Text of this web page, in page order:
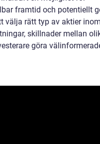
framtid och potentiellt
välja rätt typ av aktier
skillnader mellan
göra